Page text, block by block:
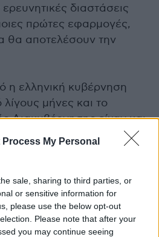
Process My Personal
sale, sharing to third parties, or
or sensitive information for
please use the below opt-out
Please note that after your
you may continue seeing
διαστάσεις
πρώτες εφαρμογές,
θα αποτελέσουν την
η ελληνική κυβέρνηση
μήνες και το
Διακυβέρνησης είχαν και
πρωτοβουλία, η οποία
στήριξη στο
στον οποίο
το κατάλληλο ρυθμιστικό
πεδίο δράσης
για να μπορέσουν να